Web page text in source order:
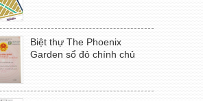
Biệt thự The Phoenix
Garden sổ đỏ chính chủ